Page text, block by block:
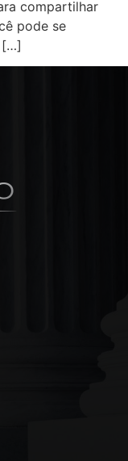
compartilhar
pode se
[…]